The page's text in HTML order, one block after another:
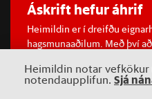
Áskrift hefur áhrif
Heimildin er í dreifðu
hagsmunaaðilum. Með því
Heimildin notar
notendaupplifun. Sjá